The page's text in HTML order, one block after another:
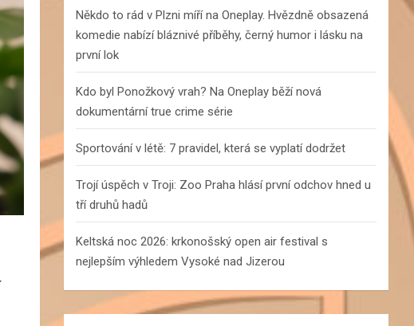
Někdo to rád v Plzni míří na Oneplay. Hvězdně obsazená
komedie nabízí bláznivé příběhy, černý humor i lásku na
první lok
Kdo byl Ponožkový vrah? Na Oneplay běží nová
dokumentární true crime série
Sportování v létě: 7 pravidel, která se vyplatí dodržet
Trojí úspěch v Troji: Zoo Praha hlásí první odchov hned u
tří druhů hadů
Keltská noc 2026: krkonošský open air festival s
nejlepším výhledem Vysoké nad Jizerou